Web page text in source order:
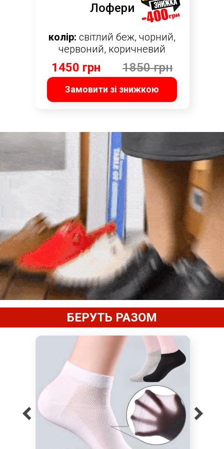
Замовити зі знижкою
Лофери
колір: світлий беж, чорний,
червоний, коричневий
1450 грн 1850 грн
БЕРУТЬ РАЗОМ